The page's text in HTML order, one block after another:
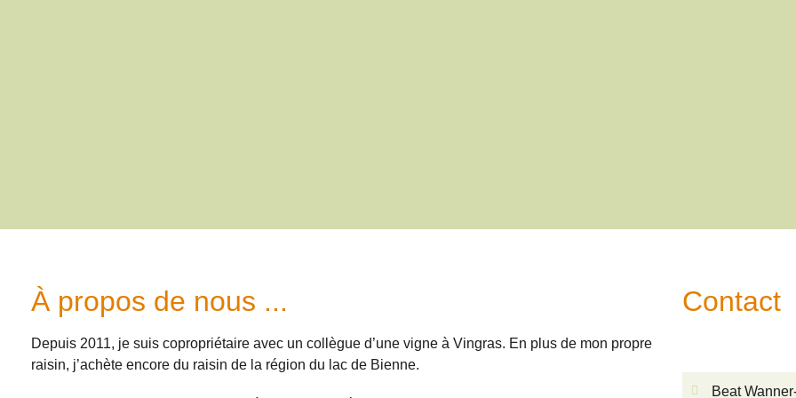
À propos de nous ...
Depuis 2011, je suis copropriétaire avec un collègue d’une vigne à Vingras. En plus de mon propre
raisin, j’achète encore du raisin de la région du lac de Bienne.
Contact
Beat